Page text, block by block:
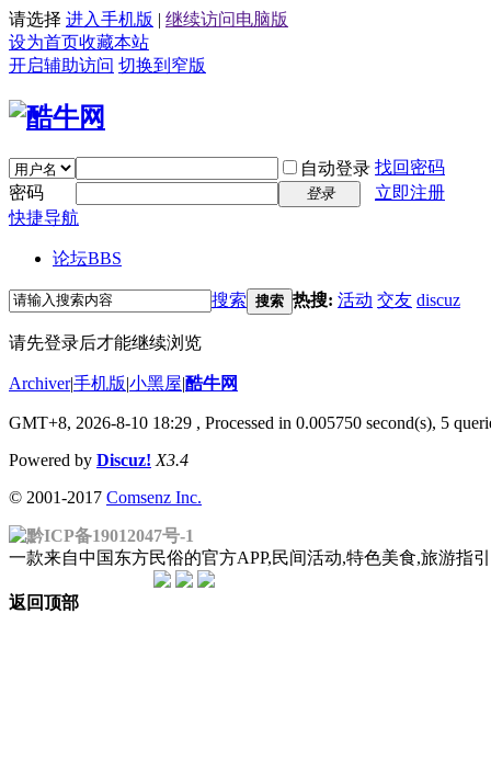
请选择 进入手机版 | 继续访问电脑版
设为首页收藏本站
开启辅助访问 切换到窄版
自动登录 找回密码
密码
登录
立即注册
快捷导航
论坛BBS
搜索 搜索 热搜: 活动 交友 discuz
请先登录后才能继续浏览
Archiver|手机版|小黑屋|酷牛网
GMT+8, 2026-8-10 18:29 , Processed in 0.005750 second(s), 5
Powered by Discuz! X3.4
© 2001-2017 Comsenz Inc.
黔ICP备19012047号-1
一款来自中国东方民俗的官方APP,民间活动,特色美食,旅游
返回顶部